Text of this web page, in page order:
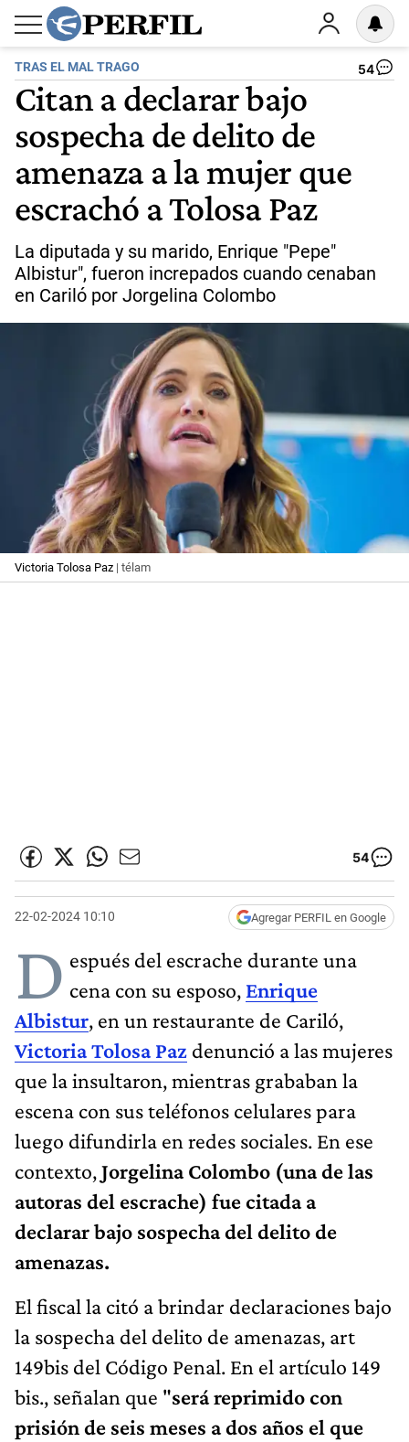
TRAS EL MAL TRAGO 54
Citan a declarar bajo
sospecha de delito de
amenaza a la mujer que
escrachó a Tolosa Paz
La diputada y su marido, Enrique "Pepe"
Albistur", fueron increpados cuando cenaban
en Cariló por Jorgelina Colombo
Victoria Tolosa Paz | télam
54
22-02-2024 10:10 Agregar PERFIL en Google
D espués del escrache durante una
cena con su esposo, Enrique
Albistur, en un restaurante de Cariló,
Victoria Tolosa Paz denunció a las mujeres
que la insultaron, mientras grababan la
escena con sus teléfonos celulares para
luego difundirla en redes sociales. En ese
contexto,Jorgelina Colombo (una de las
autoras del escrache) fue citada a
declarar bajo sospecha del delito de
amenazas.
El fiscal la citó a brindar declaraciones bajo
la sospecha del delito de amenazas, art
149bis del Código Penal. En el artículo 149
bis., señalan que "será reprimido con
prisión de seis meses a dos años el que